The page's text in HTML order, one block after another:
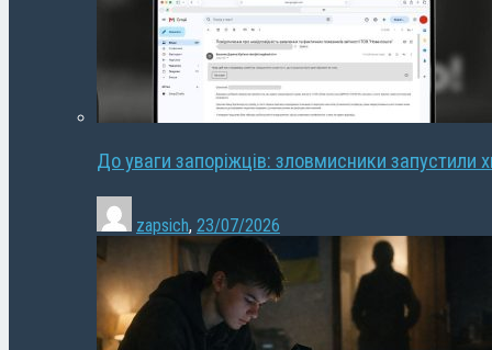
До уваги запоріжців: зловмисники запустили
zapsich, 23/07/2026